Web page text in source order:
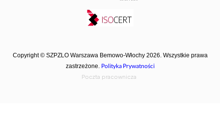
Copyright © SZPZLO Warszawa Bemowo-Włochy 2026. Wszystkie prawa
zastrzeżone. Polityka Prywatności
Poczta pracownicza